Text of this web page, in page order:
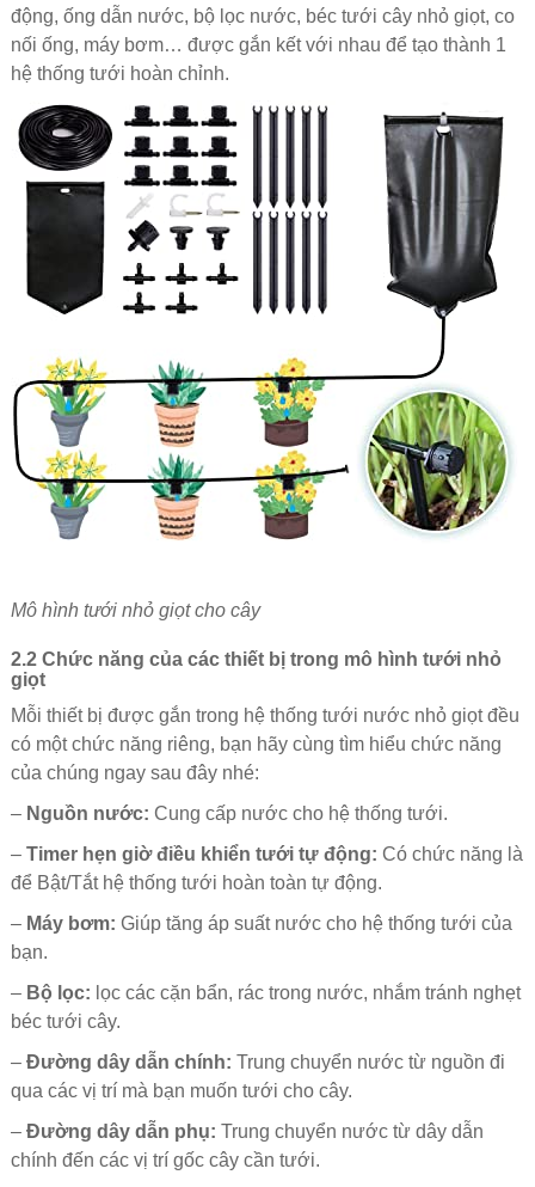
động, ống dẫn nước, bộ lọc nước, béc tưới cây nhỏ giọt, co
nối ống, máy bơm… được gắn kết với nhau để tạo thành 1
hệ thống tưới hoàn chỉnh.
Mô hình tưới nhỏ giọt cho cây
2.2 Chức năng của các thiết bị trong mô hình tưới nhỏ
giọt
Mỗi thiết bị được gắn trong hệ thống tưới nước nhỏ giọt đều
có một chức năng riêng, bạn hãy cùng tìm hiểu chức năng
của chúng ngay sau đây nhé:
– Nguồn nước: Cung cấp nước cho hệ thống tưới.
– Timer hẹn giờ điều khiển tưới tự động: Có chức năng là
để Bật/Tắt hệ thống tưới hoàn toàn tự động.
– Máy bơm: Giúp tăng áp suất nước cho hệ thống tưới của
bạn.
– Bộ lọc: lọc các cặn bẩn, rác trong nước, nhắm tránh nghẹt
béc tưới cây.
– Đường dây dẫn chính: Trung chuyển nước từ nguồn đi
qua các vị trí mà bạn muốn tưới cho cây.
– Đường dây dẫn phụ: Trung chuyển nước từ dây dẫn
chính đến các vị trí gốc cây cần tưới.